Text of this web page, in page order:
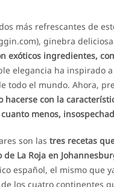
más refrescantes de
ginebra
exóticos ingredientes,
elegancia ha inspirado
todo el mundo. Ahora,
hacerse con la
menos,
son las tres recetas
La Roja en
español, el mismo que
los cuatro continentes